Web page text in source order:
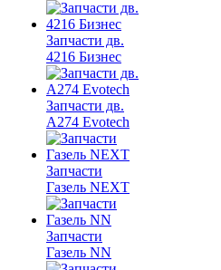
Запчасти дв.
4216 Бизнес
Запчасти дв.
A274 Evotech
Запчасти
Газель NEXT
Запчасти
Газель NN